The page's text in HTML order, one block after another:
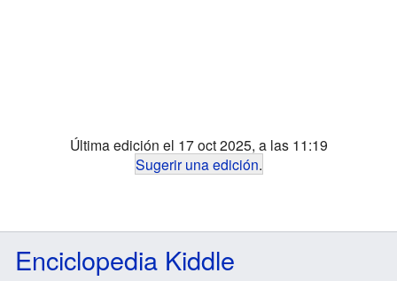
Última edición el 17 oct 2025, a las 11:19
Sugerir una edición.
Enciclopedia Kiddle